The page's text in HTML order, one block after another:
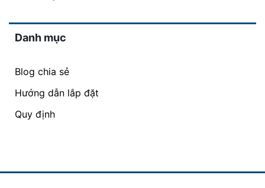
Danh mục
Blog chia sẻ
Hướng dẫn lắp đặt
Quy định